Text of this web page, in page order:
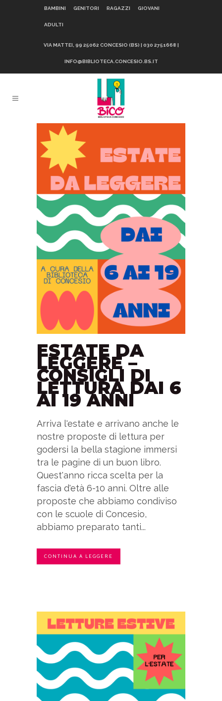
BAMBINI GENITORI RAGAZZI GIOVANI
ADULTI
VIA MATTEI, 99 25062 CONCESIO (BS) | 030 2751668 |
INFO@BIBLIOTECA.CONCESIO.BS.IT
ESTATE DA
LEGGERE –
CONSIGLI DI
LETTURA DAI 6
AI 19 ANNI
Arriva l'estate e arrivano anche le
nostre proposte di lettura per
godersi la bella stagione immersi
tra le pagine di un buon libro.
Quest'anno ricca scelta per la
fascia d'età 6-10 anni. Oltre alle
proposte che abbiamo condiviso
con le scuole di Concesio,
abbiamo preparato tanti...
CONTINUA A LEGGERE